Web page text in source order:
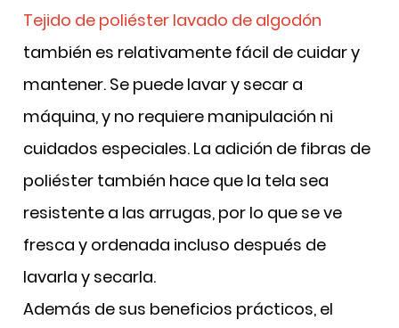
Tejido de poliéster lavado de algodón
también es relativamente fácil de cuidar y
mantener. Se puede lavar y secar a
máquina, y no requiere manipulación ni
cuidados especiales. La adición de fibras de
poliéster también hace que la tela sea
resistente a las arrugas, por lo que se ve
fresca y ordenada incluso después de
lavarla y secarla.
Además de sus beneficios prácticos, el